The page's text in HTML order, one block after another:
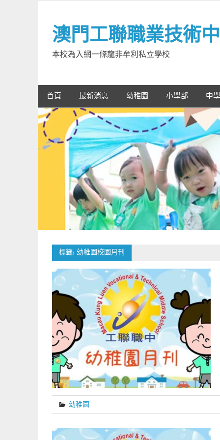
content澳門工聯職業技術
本校為入網一條龍非牟利私立學校
首頁 最新消息 幼稚園 小學部 中
標籤: 幼稚園校園月刊
幼稚園